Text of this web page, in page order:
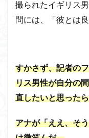
撮られたイギリス
問には、「彼とは
すかさず、記者の
リス男性が自分の
直したいと思った
アナが「ええ、そ